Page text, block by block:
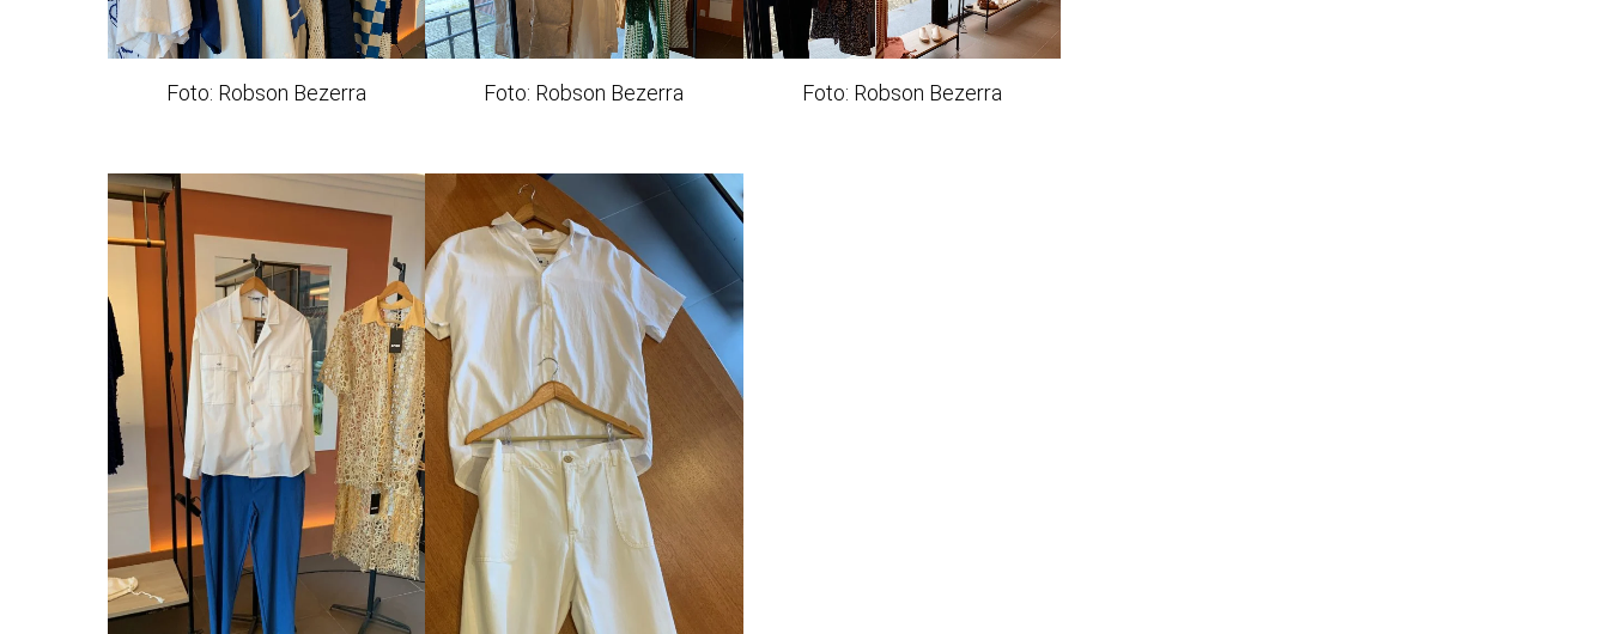
Foto: Robson Bezerra Foto: Robson Bezerra Foto: Robson Bezerra